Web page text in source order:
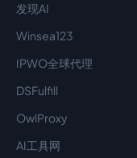
发现AI
Winsea123
IPWO全球代理
DSFulfill
OwlProxy
AI工具网